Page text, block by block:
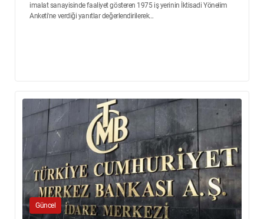
imalat sanayisinde faaliyet gösteren 1975 iş yerinin İktisadi Yönelim
Anketi'ne verdiği yanıtlar değerlendirilerek...
Güncel